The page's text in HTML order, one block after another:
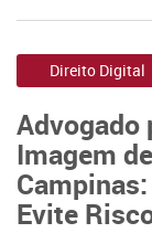
Direito Digital
Advogado
Imagem
Evite